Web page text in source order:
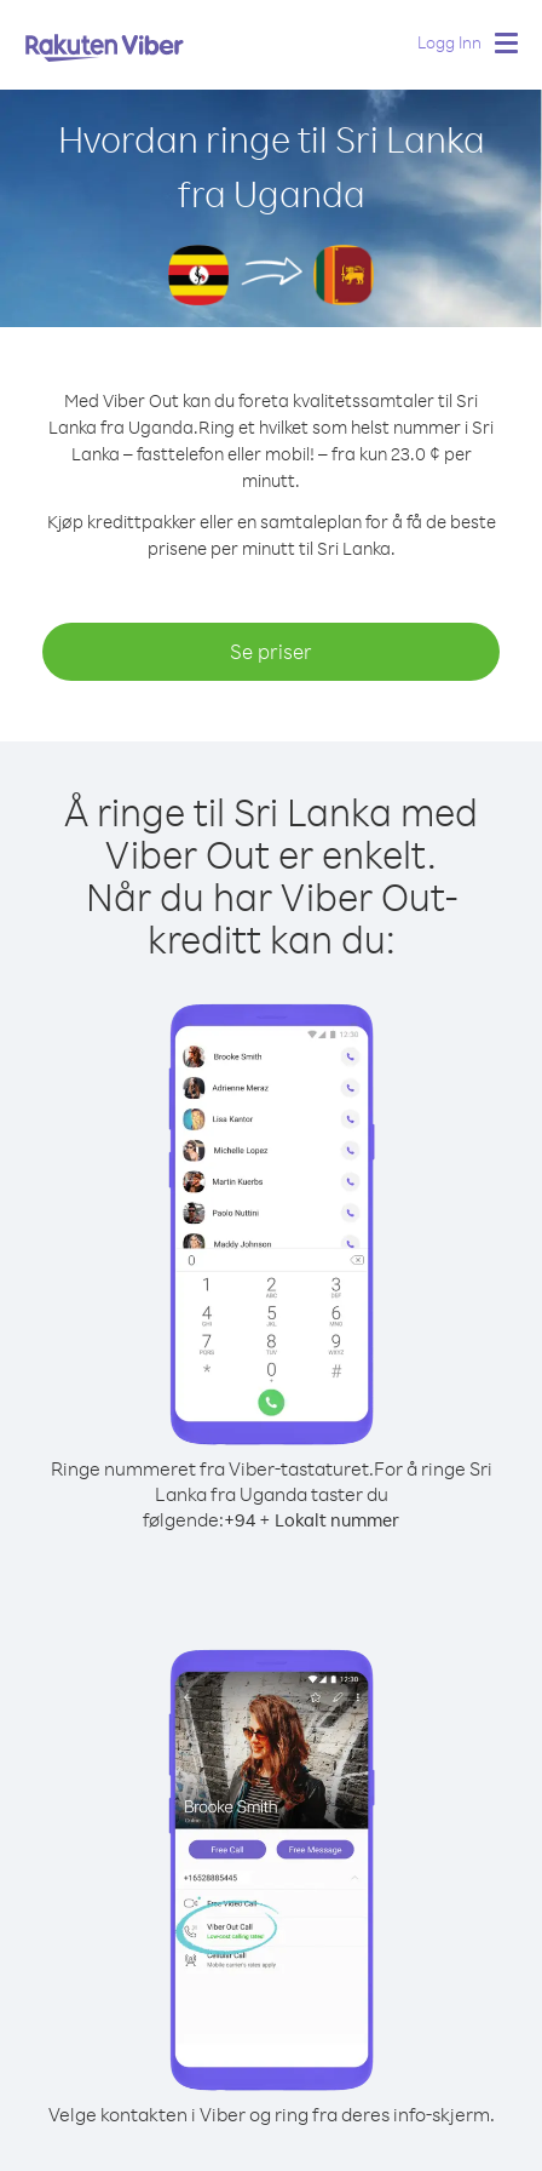
Logg Inn
Hvordan ringe til Sri Lanka
fra Uganda
Med Viber Out kan du foreta kvalitetssamtaler til Sri
Lanka fra Uganda.Ring et hvilket som helst nummer i Sri
Lanka – fasttelefon eller mobil! – fra kun 23.0 ¢ per
minutt.
Kjøp kredittpakker eller en samtaleplan for å få de beste
prisene per minutt til Sri Lanka.
Se priser
Å ringe til Sri Lanka med
Viber Out er enkelt.
Når du har Viber Out-
kreditt kan du:
Ringe nummeret fra Viber-tastaturet.For å ringe Sri
Lanka fra Uganda taster du
følgende:+94 + Lokalt nummer
Velge kontakten i Viber og ring fra deres info-skjerm.